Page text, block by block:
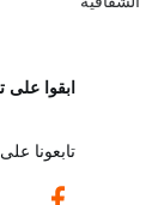
n
ابقوا على
تابعونا